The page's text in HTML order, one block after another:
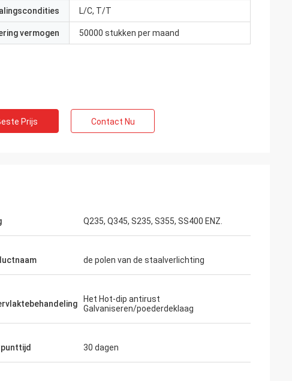
L/C, T/T
vermogen 50000 stukken per maand
Prijs Contact Nu
Q235, Q345, S235, S355, SS400 ENZ.
de polen van de staalverlichting
Het Hot-dip antirust
Galvaniseren/poederdeklaag
30 dagen